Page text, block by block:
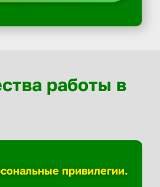
работы в
привилегии.